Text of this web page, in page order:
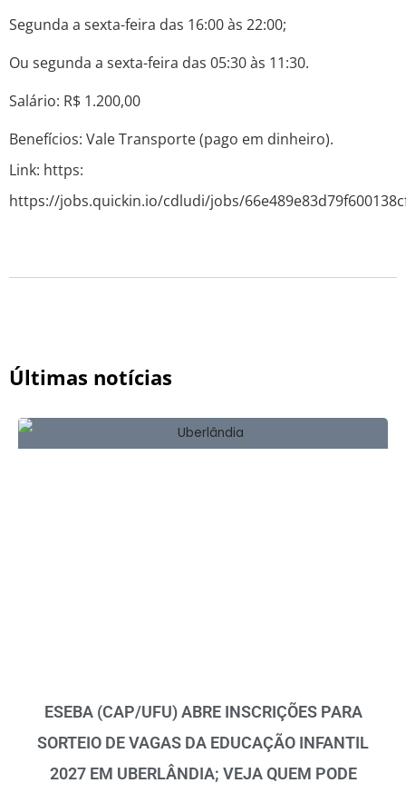
Segunda a sexta-feira das 16:00 às 22:00;
Ou segunda a sexta-feira das 05:30 às 11:30.
Salário: R$ 1.200,00
Benefícios: Vale Transporte (pago em dinheiro).
Link: https:
https://jobs.quickin.io/cdludi/jobs/
Últimas notícias
ESEBA (CAP/UFU) ABRE INSCRIÇÕES PARA
SORTEIO DE VAGAS DA EDUCAÇÃO INFANTIL
2027 EM UBERLÂNDIA; VEJA QUEM PODE